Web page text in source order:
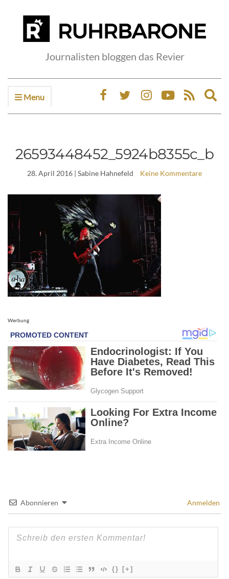
Journalisten bloggen das Revier
Menu
26593448452_5924b8355c_b
28. April 2016 | Sabine Hahnefeld Keine Kommentare
Werbung
Abonnieren Anmelden
{} [+]